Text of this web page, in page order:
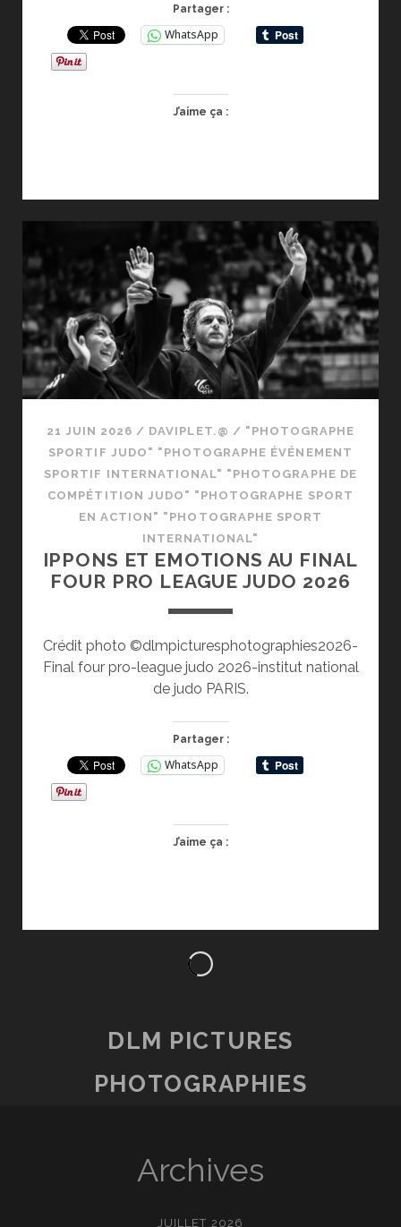
Partager :
WhatsApp
J’aime ça :
21 JUIN 2026 / DAVIPLET.@ / "PHOTOGRAPHE
SPORTIF JUDO" "PHOTOGRAPHE ÉVÉNEMENT
SPORTIF INTERNATIONAL" "PHOTOGRAPHE DE
COMPÉTITION JUDO" "PHOTOGRAPHE SPORT
EN ACTION" "PHOTOGRAPHE SPORT
INTERNATIONAL"
IPPONS ET EMOTIONS AU FINAL
FOUR PRO LEAGUE JUDO 2026
Crédit photo ©dlmpicturesphotographies2026-
Final four pro-league judo 2026-institut national
de judo PARIS.
Partager :
WhatsApp
J’aime ça :
DLM PICTURES
PHOTOGRAPHIES
Archives
JUILLET 2026